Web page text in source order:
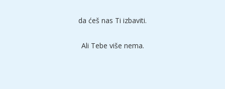
da ćeš nas Ti izbaviti.
Ali Tebe više nema.